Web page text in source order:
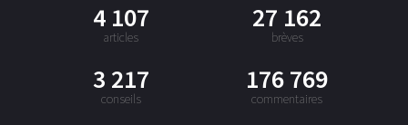
4 107
articles
27 162
brèves
3 217
conseils
176 769
commentaires